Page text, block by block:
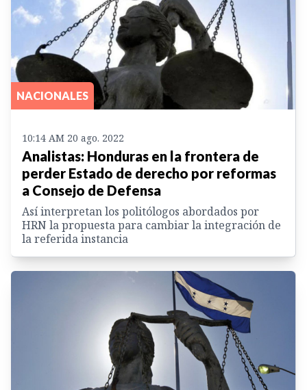
NACIONALES
10:14 AM 20 ago. 2022
Analistas: Honduras en la frontera de
perder Estado de derecho por reformas
a Consejo de Defensa
Así interpretan los politólogos abordados por
HRN la propuesta para cambiar la integración de
la referida instancia